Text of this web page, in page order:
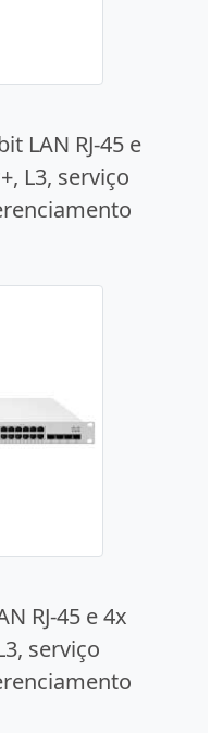
LAN RJ-45 e
L3, serviço
RJ-45 e 4x
serviço